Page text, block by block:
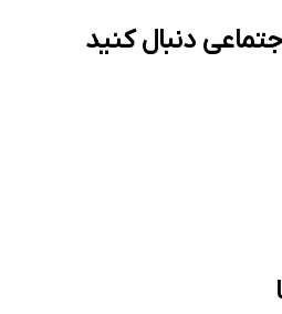
دنبال کنید